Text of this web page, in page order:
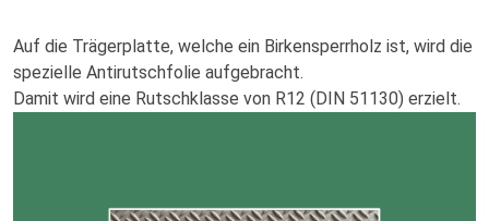
Auf die Trägerplatte, welche ein Birkensperrholz ist, wird die
spezielle Antirutschfolie aufgebracht.
Damit wird eine Rutschklasse von R12 (DIN 51130) erzielt.